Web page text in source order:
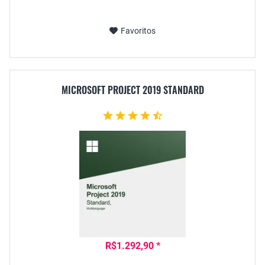
Favoritos
MICROSOFT PROJECT 2019 STANDARD
R$1.292,90 *